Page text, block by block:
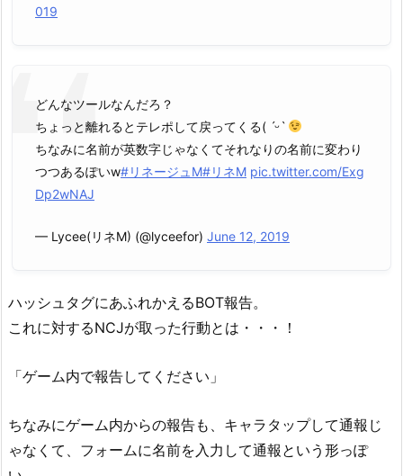
019
どんなツールなんだろ？
ちょっと離れるとテレポして戻ってくる( ˊᵕˋ
ちなみに名前が英数字じゃなくてそれなりの名前に変わり
つつあるぽいw#リネージュM#リネM pic.twitter.com/Exg
Dp2wNAJ
— Lycee(リネM) (@lyceefor) June 12, 2019
ハッシュタグにあふれかえるBOT報告。
これに対するNCJが取った行動とは・・・！
「ゲーム内で報告してください」
ちなみにゲーム内からの報告も、キャラタップして通報じ
ゃなくて、フォームに名前を入力して通報という形っぽ